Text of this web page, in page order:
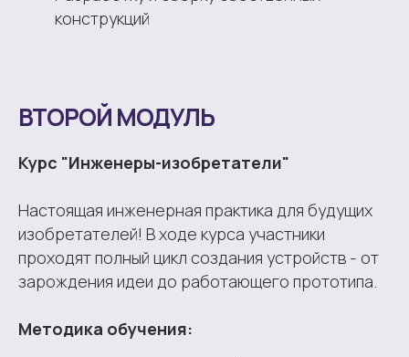
конструкций
ВТОРОЙ МОДУЛЬ
Курс "Инженеры-изобретатели"
Настоящая инженерная практика для будущих
изобретателей! В ходе курса участники
проходят полный цикл создания устройств - от
зарождения идеи до работающего прототипа.
Методика обучения: